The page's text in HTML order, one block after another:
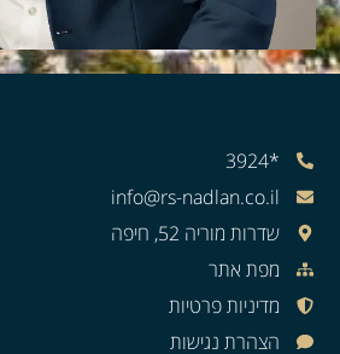
*3924
info@rs-nadlan.co.il
שדרות מוריה 52, חיפה
מפת אתר
מדיניות פרטיות
הצהרת נגישות